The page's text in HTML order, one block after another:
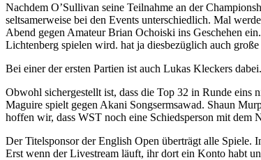
Nachdem O’Sullivan seine Teilnahme an der
seltsamerweise bei den Events unterschiedlich. Mal
Abend gegen Amateur Brian Ochoiski ins Geschehen
Lichtenberg spielen wird. hat ja diesbezüglich auch
Bei einer der ersten Partien ist auch Lukas Kleckers
Obwohl sichergestellt ist, dass die Top 32 in Runde
Maguire spielt gegen Akani Songsermsawad. Shaun
hoffen wir, dass WST noch eine Schiedsperson mit dem
Der Titelsponsor der English Open überträgt alle Spiele.
Erst wenn der Livestream läuft, ihr dort ein Konto habt